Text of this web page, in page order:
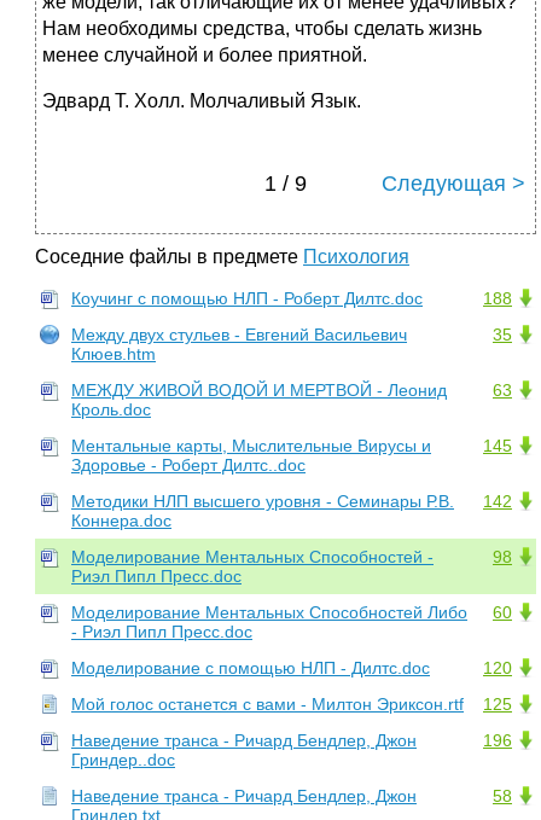
Нам необходимы средства, чтобы сделать жизнь
менее случайной и более приятной.
Эдвард Т. Холл. Молчаливый Язык.
1 / 9 Следующая >
Соседние файлы в предмете Психология
188
Коучинг с помощью НЛП - Роберт Дилтс.doc
35
Между двух стульев - Евгений Васильевич
Клюев.htm
63
МЕЖДУ ЖИВОЙ ВОДОЙ И МЕРТВОЙ - Леонид
Кроль.doc
145
Ментальные карты, Мыслительные Вирусы и
Здоровье - Роберт Дилтс..doc
142
Методики НЛП высшего уровня - Семинары Р.В.
Коннера.doc
98
Моделирование Ментальных Способностей -
Риэл Пипл Пресс.doc
60
Моделирование Ментальных Способностей Либо
- Риэл Пипл Пресс.doc
120
Моделирование с помощью НЛП - Дилтс.doc
125
Мой голос останется с вами - Милтон Эриксон.rtf
196
Наведение транса - Ричард Бендлер, Джон
Гриндер..doc
58
Наведение транса - Ричард Бендлер, Джон
Гриндер.txt